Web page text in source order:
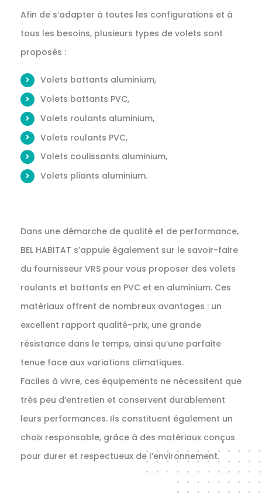
Afin de s’adapter à toutes les configurations et à
tous les besoins, plusieurs types de volets sont
proposés :
Volets battants aluminium,
Volets battants PVC,
Volets roulants aluminium,
Volets roulants PVC,
Volets coulissants aluminium,
Volets pliants aluminium.
Dans une démarche de qualité et de performance,
BEL HABITAT s’appuie également sur le savoir-faire
du fournisseur VRS pour vous proposer des volets
roulants et battants en PVC et en aluminium. Ces
matériaux offrent de nombreux avantages : un
excellent rapport qualité-prix, une grande
résistance dans le temps, ainsi qu’une parfaite
tenue face aux variations climatiques.
Faciles à vivre, ces équipements ne nécessitent que
très peu d’entretien et conservent durablement
leurs performances. Ils constituent également un
choix responsable, grâce à des matériaux conçus
pour durer et respectueux de l’environnement.